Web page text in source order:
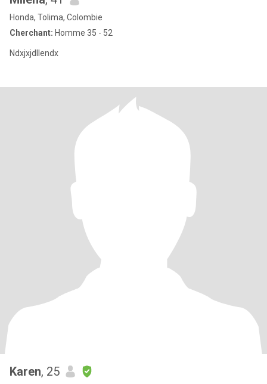
Honda, Tolima, Colombie
Cherchant: Homme 35 - 52
Ndxjxjdllendx
Karen, 25